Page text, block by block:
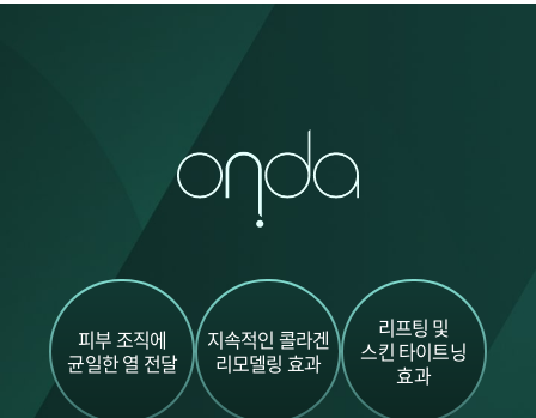
피부 조직에
균일한 열 전달
지속적인 콜라겐
리모델링 효과
리프팅 및
스킨 타이트닝
효과